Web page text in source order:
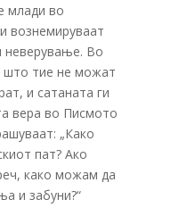
млади во
вознемируваат
неверување. Во
што тие не можат
и сатаната ги
вера во Писмото
„Како
пат? Ако
како можам да
и забуни?“